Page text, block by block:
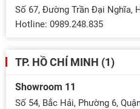
Số 67, Đường Trần Đại Nghĩa,
Hotline: 0989.248.835
TP. HỒ CHÍ MINH (1)
Showroom 11
Số 54, Bắc Hải, Phường 6,